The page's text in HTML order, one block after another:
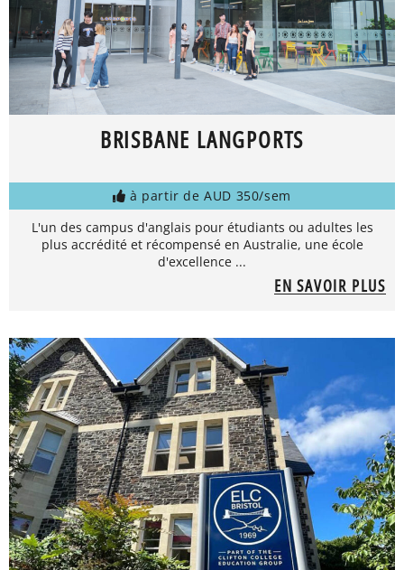
BRISBANE LANGPORTS
à partir de AUD 350/sem
L'un des campus d'anglais pour étudiants ou adultes les
plus accrédité et récompensé en Australie, une école
d'excellence ...
EN SAVOIR PLUS